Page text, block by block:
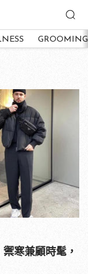
GROOMING
寒兼顧時髦，